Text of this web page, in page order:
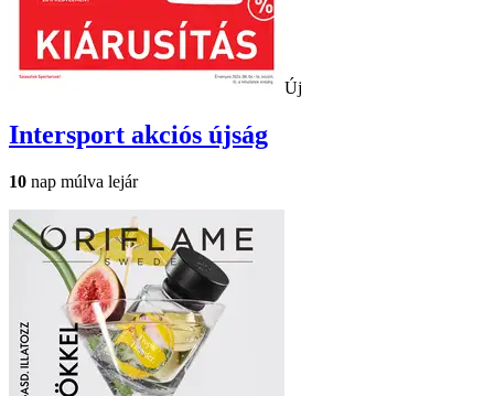
Új
Intersport akciós újság
10 nap múlva lejár